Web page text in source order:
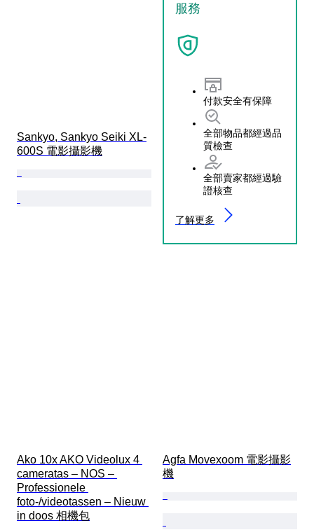
服務
付款安全有保障
全部物品都經過品
質檢查
全部賣家都經過驗
證核查
了解更多
Sankyo, Sankyo Seiki XL-
600S 電影攝影機
Ako 10x AKO Videolux 4
cameratas – NOS –
Professionele
foto-/videotassen – Nieuw
in doos 相機包
Agfa Movexoom 電影攝影
機